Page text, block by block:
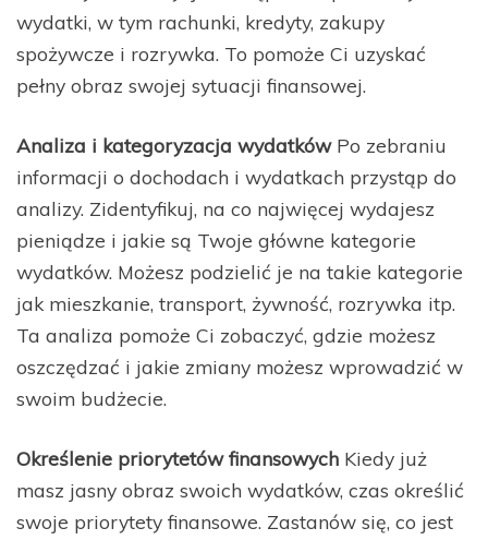
wydatki, w tym rachunki, kredyty, zakupy
spożywcze i rozrywka. To pomoże Ci uzyskać
pełny obraz swojej sytuacji finansowej.
Analiza i kategoryzacja wydatkówPo zebraniu
informacji o dochodach i wydatkach przystąp do
analizy. Zidentyfikuj, na co najwięcej wydajesz
pieniądze i jakie są Twoje główne kategorie
wydatków. Możesz podzielić je na takie kategorie
jak mieszkanie, transport, żywność, rozrywka itp.
Ta analiza pomoże Ci zobaczyć, gdzie możesz
oszczędzać i jakie zmiany możesz wprowadzić w
swoim budżecie.
Określenie priorytetów finansowych Kiedy już
masz jasny obraz swoich wydatków, czas określić
swoje priorytety finansowe. Zastanów się, co jest